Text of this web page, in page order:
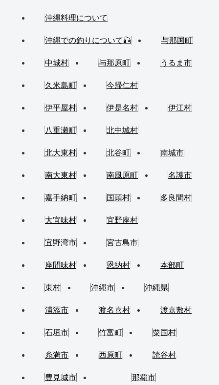
沖縄料理について
沖縄での釣りについて🎣 与那国町
中城村 与那原町 うるま市
久米島町 今帰仁村
伊平屋村 伊是名村 伊江村
八重瀬町 北中城村
北大東村 北谷町 南城市
南大東村 南風原町 名護市
嘉手納町 国頭村 多良間村
大宜味村 宜野座村
宜野湾市 宮古島市
座間味村 恩納村 本部町
東村 沖縄市 沖縄県
浦添市 渡名喜村 渡嘉敷村
石垣市 竹富町 粟国村
糸満市 西原町 読谷村
豊見城市 那覇市